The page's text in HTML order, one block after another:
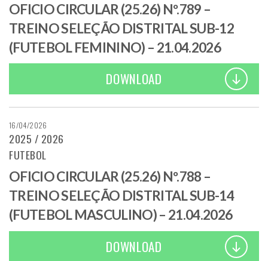
OFICIO CIRCULAR (25.26) Nº.789 –
TREINO SELEÇÃO DISTRITAL SUB-12
(FUTEBOL FEMININO) – 21.04.2026
DOWNLOAD
16/04/2026
2025 / 2026
FUTEBOL
OFICIO CIRCULAR (25.26) Nº.788 –
TREINO SELEÇÃO DISTRITAL SUB-14
(FUTEBOL MASCULINO) – 21.04.2026
DOWNLOAD